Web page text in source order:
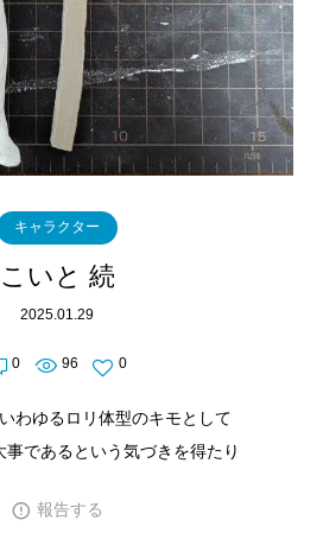
キャラクター
こいと 続
2025.01.29
0 96 0
わゆるロリ体型のキモとして
事であるという気づきを得たり
報告する